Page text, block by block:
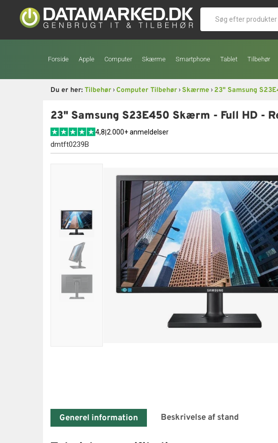
Forside Apple Computer Skærme Smartphone Tablet Tilbehør
Du er her: Tilbehør›Computer Tilbehør›Skærme› 23" Samsung
23" Samsung S23E450 Skærm - Full HD -
4,8|2.000+ anmeldelser
dmtft0239B
Generel information Beskrivelse af stand